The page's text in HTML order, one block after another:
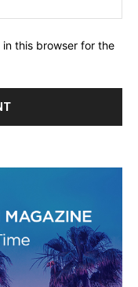
this browser for the